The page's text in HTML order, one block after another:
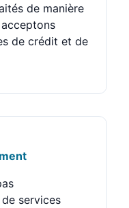
de manière
de crédit et de
services